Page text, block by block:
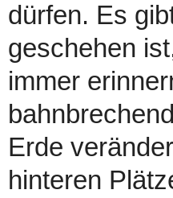
dürfen. Es
geschehen
immer
Erde
hinteren